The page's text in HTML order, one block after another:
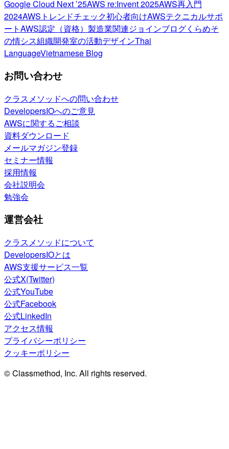
Google Cloud Next ’25AWS re:Invent 2025AWS再入門
2024AWSトレンドチェック初心者向けAWSテクニカルサポ
ートAWS認定（資格） 製造業関連ジョインブログくらめそ
の情シス組織開発室の活動デザインThai
LanguageVietnamese Blog
お問い合わせ
クラスメソッドへの問い合わせ
DevelopersIOへのご意見
AWSに関するご相談
資料ダウンロード
メールマガジン登録
セミナー情報
採用情報
会社説明会
勉強会
運営会社
クラスメソッドについて
DevelopersIOとは
AWS支援サービス一覧
公式X(Twitter)
公式YouTube
公式Facebook
公式LinkedIn
アクセス情報
プライバシーポリシー
クッキーポリシー
© Classmethod, Inc. All rights reserved.